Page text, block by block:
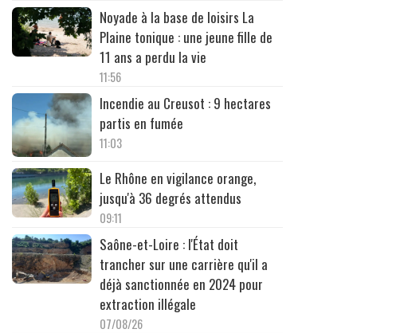
Noyade à la base de loisirs La
Plaine tonique : une jeune fille de
11 ans a perdu la vie
11:56
Incendie au Creusot : 9 hectares
partis en fumée
11:03
Le Rhône en vigilance orange,
jusqu'à 36 degrés attendus
09:11
Saône-et-Loire : l'État doit
trancher sur une carrière qu'il a
déjà sanctionnée en 2024 pour
extraction illégale
07/08/26